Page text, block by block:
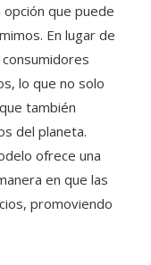
que puede
En lugar de
lo que no solo
también
del planeta.
ofrece una
en que las
promoviendo